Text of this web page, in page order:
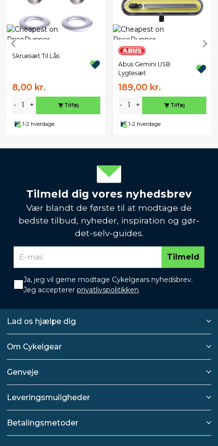
Skruesæt Til Lås
8,00 kr.
- + Tilføj
1-2 hverdage
Abus Gemini USB
Lygtesæt
189,00 kr.
- + Tilføj
1-2 hverdage
Tilmeld dig vores nyhedsbrev
Vær blandt de første til at modtage de
bedste tilbud, nyheder, inspiration og gør-
det-selv-guides.
Tilmeld
Ja, jeg vil gerne modtage Cykelgears nyhedsbrev.
Jeg accepterer privatlivspolitikken.
Lad os hjælpe dig
Om Cykelgear
Genveje
Leveringsmuligheder
Betalingsmetoder